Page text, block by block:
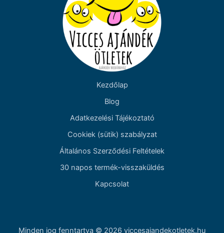
Kezdőlap
Blog
Adatkezelési Tájékoztató
Cookiek (sütik) szabályzat
Általános Szerződési Feltételek
30 napos termék-visszaküldés
Kapcsolat
Minden jog fenntartva © 2026 viccesajandekotletek.hu